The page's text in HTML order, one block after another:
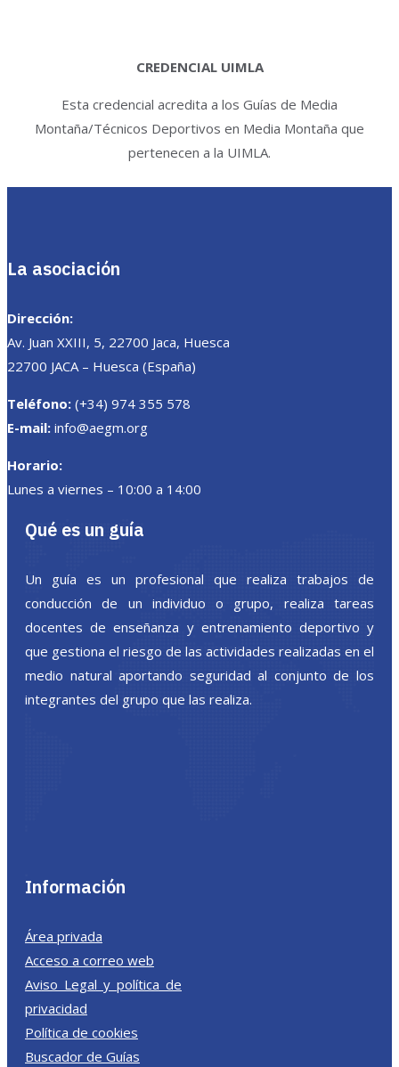
CREDENCIAL UIMLA
Esta credencial acredita a los Guías de Media
Montaña/Técnicos Deportivos en Media Montaña que
pertenecen a la UIMLA.
La asociación
Dirección:
Av. Juan XXIII, 5, 22700 Jaca, Huesca
22700 JACA – Huesca (España)
Teléfono: (+34) 974 355 578
E-mail: info@aegm.org
Horario:
Lunes a viernes – 10:00 a 14:00
Qué es un guía
Un guía es un profesional que realiza trabajos de
conducción de un individuo o grupo, realiza tareas
docentes de enseñanza y entrenamiento deportivo y
que gestiona el riesgo de las actividades realizadas en el
medio natural aportando seguridad al conjunto de los
integrantes del grupo que las realiza.
Información
Área privada
Acceso a correo web
Aviso Legal y política de
privacidad
Política de cookies
Buscador de Guías